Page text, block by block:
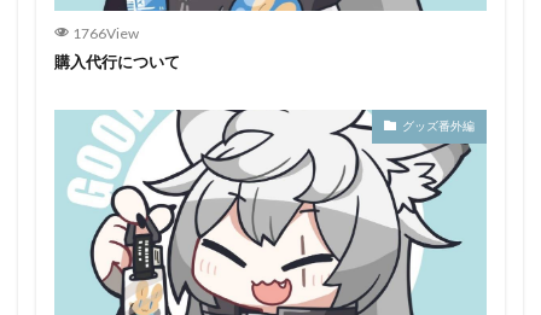
1766View
購入代行について
グッズ番外編